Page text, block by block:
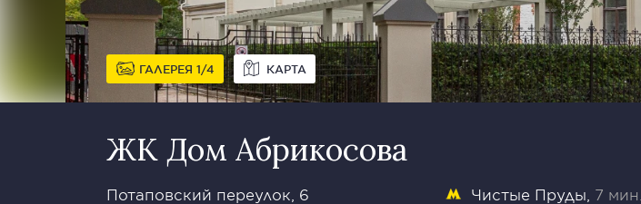
ГАЛЕРЕЯ 1 4 КАРТА
ЖК Дом Абрикосова
Потаповский переулок, 6 Чистые Пруды 7